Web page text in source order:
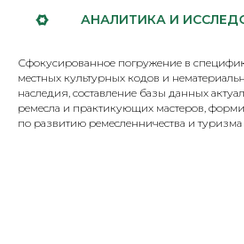
АНАЛИТИКА И
Сфокусированное погружение в
местных культурных кодов и
наследия, составление базы данных
ремесла и практикующих мастеров,
по развитию ремесленничества и туризма